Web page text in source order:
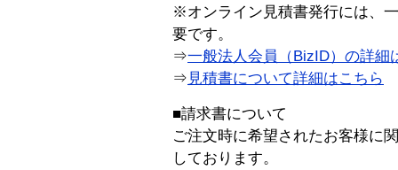
※オンライン見積書発行には、
要です。
⇒一般法人会員（BizID）の詳細
⇒ 見積書について詳細はこちら
■請求書について
ご注文時に希望されたお客様に
しております。